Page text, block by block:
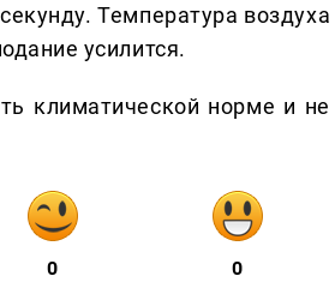
Температура воздуха
усилится.
климатической норме и не
0 0